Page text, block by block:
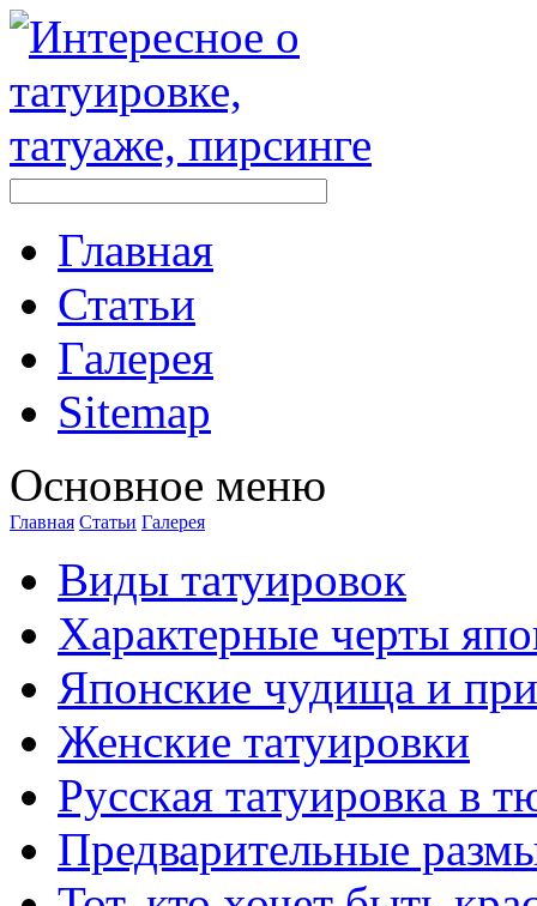
Главная
Стaтьи
Галерея
Sitemap
Оснoвнoе меню
Главная Стaтьи Галерея
Виды тaтуировок
Характерные черты
Японские чудища и
Женские тaтуировки
Русскaя тaтуировкa в
Предварительные